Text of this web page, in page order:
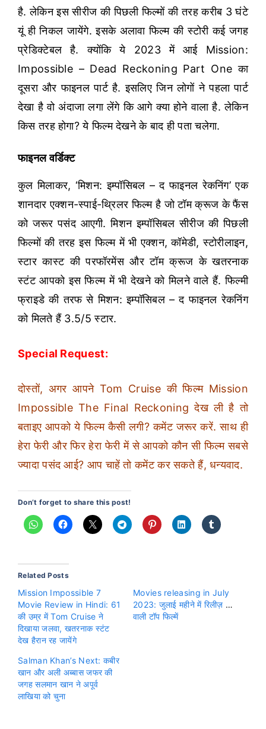
है. लेकिन इस सीरीज की पिछली फिल्मों की तरह करीब 3 घंटे
यूं ही निकल जायेंगे. इसके अलावा फिल्म की स्टोरी कई जगह
प्रेडिक्टेबल है. क्योंकि ये 2023 में आई Mission:
Impossible – Dead Reckoning Part One का
दूसरा और फाइनल पार्ट है. इसलिए जिन लोगों ने पहला पार्ट
देखा है वो अंदाजा लगा लेंगे कि आगे क्या होने वाला है. लेकिन
किस तरह होगा? ये फिल्म देखने के बाद ही पता चलेगा.
फाइनल वर्डिक्ट
कुल मिलाकर, ‘मिशन: इम्पॉसिबल – द फाइनल रेकनिंग’ एक
शानदार एक्शन-स्पाई-थ्रिलर फिल्म है जो टॉम क्रूज के फैंस
को जरूर पसंद आएगी. मिशन इम्पॉसिबल सीरीज की पिछली
फिल्मों की तरह इस फिल्म में भी एक्शन, कॉमेडी, स्टोरीलाइन,
स्टार कास्ट की परफॉरमेंस और टॉम क्रूज के खतरनाक
स्टंट आपको इस फिल्म में भी देखने को मिलने वाले हैं. फिल्मी
फ्राइडे की तरफ से मिशन: इम्पॉसिबल – द फाइनल रेकनिंग
को मिलते हैं 3.5/5 स्टार.
Special Request:
दोस्तों, अगर आपने Tom Cruise की फिल्म Mission
Impossible The Final Reckoning देख ली है तो
बताइए आपको ये फिल्म कैसी लगी? कमेंट जरूर करें. साथ ही
हेरा फेरी और फिर हेरा फेरी में से आपको कौन सी फिल्म सबसे
ज्यादा पसंद आई? आप चाहें तो कमेंट कर सकते हैं, धन्यवाद.
Don’t forget to share this post!
Related Posts
Mission Impossible 7
Movie Review in Hindi: 61
की उम्र में Tom Cruise ने
दिखाया जलवा, खतरनाक स्टंट
देख हैरान रह जायेंगे
Movies releasing in July
2023: जुलाई महीने में रिलीज़ होने
वाली टॉप फिल्में
Salman Khan’s Next: कबीर
खान और अली अब्बास जफर की
जगह सलमान खान ने अपूर्व
लाखिया को चुना